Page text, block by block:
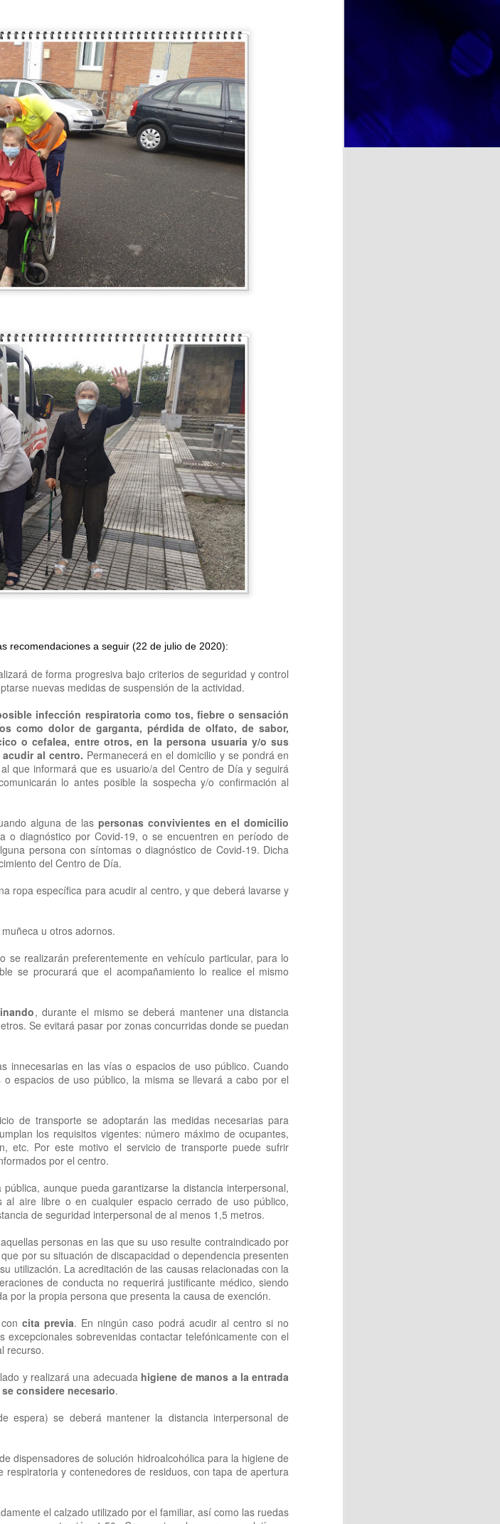
recomendaciones a seguir (22 de julio de 2020):
de forma progresiva bajo criterios de seguridad y control
nuevas medidas de suspensión de la actividad.
infección respiratoria como tos, fiebre o sensación
como dolor de garganta, pérdida de olfato, de sabor,
o cefalea, entre otros, en la persona usuaria y/o sus
al centro. Permanecerá en el domicilio y se pondrá en
que informará que es usuario/a del Centro de Día y seguirá
lo antes posible la sospecha y/o confirmación al
alguna de laspersonas convivientes en el domicilio
o diagnóstico por Covid-19, o se encuentren en período de
persona con síntomas o diagnóstico de Covid-19. Dicha
del Centro de Día.
ropa específica para acudir al centro, y que deberá lavarse y
u otros adornos.
se realizarán preferentemente en vehículo particular, para lo
se procurará que el acompañamiento lo realice el mismo
, durante el mismo se deberá mantener una distancia
Se evitará pasar por zonas concurridas donde se puedan
innecesarias en las vías o espacios de uso público. Cuando
espacios de uso público, la misma se llevará a cabo por el
de transporte se adoptarán las medidas necesarias para
los requisitos vigentes: número máximo de ocupantes,
etc. Por este motivo el servicio de transporte puede sufrir
por el centro.
aunque pueda garantizarse la distancia interpersonal,
aire libre o en cualquier espacio cerrado de uso público,
de seguridad interpersonal de al menos 1,5 metros.
personas en las que su uso resulte contraindicado por
por su situación de discapacidad o dependencia presenten
utilización. La acreditación de las causas relacionadas con la
de conducta no requerirá justificante médico, siendo
por la propia persona que presenta la causa de exención.
cita previa. En ningún caso podrá acudir al centro si no
sobrevenidas contactar telefónicamente con el
recurso.
y realizará una adecuada higiene de manos a la entrada
considere necesario.
espera) se deberá mantener la distancia interpersonal de
dispensadores de solución hidroalcohólica para la higiene de
respiratoria y contenedores de residuos, con tapa de apertura
el calzado utilizado por el familiar, así como las ruedas
contemplar el paisaje, respirar la
brisa marina y disfrutar de la
tranquilidad que ofrecía la costa.
que forman parte de su identidad.
Estas actividades favorecen la
comunicación, estimulan la
memoria y fortalecen los vínculos
entre las personas participantes.
más estudiados desde la filosofía, la psicología y otras
existe una definición única, generalmente se entiende como un estado
con la propia vida, la presencia de emociones positivas y
puede cambiar en función de las experiencias, las
vitales.
fresco llamado tvorog (que puedes sustituir por ricota o requesón),
fuera, suaves por dentro y se sirven calientes.
presentación diferente: en copa, combinadas con requesón
de granola.
de Lectura Fácil, se trata de la novela "La amaba" de Anna Gavalda.
que narra la historia de Pierre, un rico industrial de sesenta y
trama se desarrolla en un fin de semana en la casa de campo
encuentran en un momento crucial de sus vidas.
a llenar de creatividad nuestro centro !!! 💖
una de las actividades que más les gustan: el taller de elaboración de
que llevará a casa el día 7 de septiembre con motivo del Día de
Ganadores julio
venido a visitarnos y a recoger su premio.
y Tino. Y la respuesta era Frida Khalo.
muy especial en la Playa de Poniente, donde cada persona pudo vivir
con sus gustos, deseos y capacidades.
el agua en los pies y disfrutar tranquilamente de la orilla. Otros se
de un baño completo.
impedimento para disfrutar de mar.
vuelto a conquistar el Mundial masculino al derrotar a Argentina por
así su segunda estrella mundialista.
salido al jardín para compartir un agradable piscolabis y disfrutar
conversaciones sobre el campeonato.
Mercedes
en la Terapia Musical Personalizada. Ésta intervención terapéutica
orientado a favorecer el bienestar integral de la persona.
la musicoterapia contribuye a la regulación emocional, así mismo,
atención, la memoria, la orientación y la capacidad de concentración,
nuestro divertido y esperado Senior Prix del verano!!
dar la bienvenida a esta estación con el mejor espíritu.